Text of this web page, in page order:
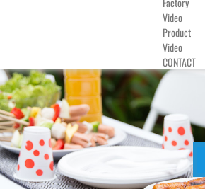
Video
Product
Video
CONTACT